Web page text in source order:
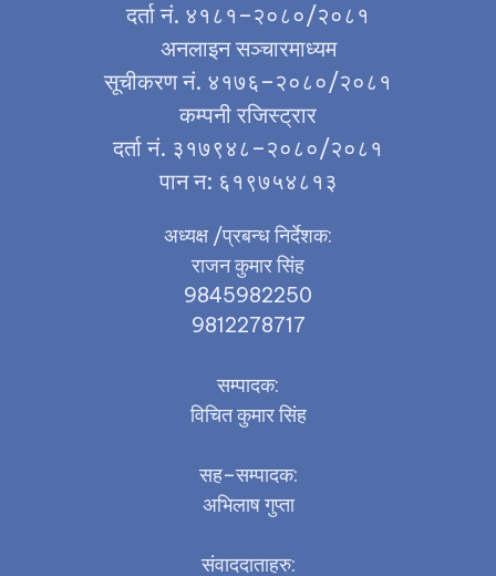
दर्ता नं. ४१८१–२०८०/२०८१
अनलाइन सञ्चारमाध्यम
सूचीकरण नं. ४१७६–२०८०/२०८१
कम्पनी रजिस्ट्रार
दर्ता नं. ३१७९४८–२०८०/२०८१
पान न: ६१९७५४८१३
अध्यक्ष /प्रबन्ध निर्देशक:
राजन कुमार सिंह
9845982250
9812278717
सम्पादक:
विचित कुमार सिंह
सह–सम्पादक:
अभिलाष गुप्ता
संवाददाताहरु: